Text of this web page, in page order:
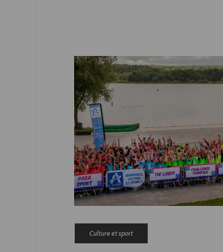
Culture et sport